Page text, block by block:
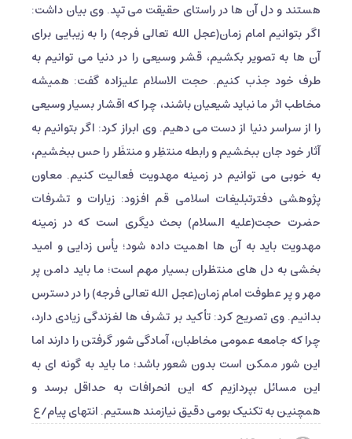
هستند و دل آن ها در راستای حقیقت می تپد. وی بیان داشت:
اگر بتوانیم امام زمان(عجل الله تعالی فرجه) را به زیبایی برای
آن ها به تصویر بکشیم، قشر وسیعی را در دنیا می توانیم به
طرف خود جذب کنیم. حجت الاسلام علیزاده گفت: همیشه
مخاطب اثر ما نباید شیعیان باشند، چرا که اقشار بسیار وسیعی
را از سراسر دنیا از دست می دهیم. وی ابراز کرد: اگر بتوانیم به
آثار خود جان ببخشیم و رابطه منتظِر و منتظَر را حس ببخشیم،
به خوبی می توانیم در زمینه مهدویت فعالیت کنیم. معاون
پژوهشی دفترتبلیغات اسلامی قم افزود: زیارات و تشرفات
حضرت حجت(علیه السلام) بحث دیگری است که در زمینه
مهدویت باید به آن ها اهمیت داده شود؛ یأس زدایی و امید
بخشی به دل های منتظران بسیار مهم است؛ ما باید دامن پر
مهر و پر عطوفت امام زمان(عجل الله تعالی فرجه) را در دسترس
بدانیم. وی تصریح کرد: تأکید بر تشرف ها لغزندگی زیادی دارد،
چرا که جامعه عمومی مخاطبان، آمادگی شور گرفتن را دارند اما
این شور ممکن است بدون شعور باشد؛ ما باید به گونه ای به
این مسائل بپردازیم که این انحرافات به حداقل برسد و
همچنین به تکنیک بومی دقیق نیازمند هستیم. انتهای پیام/ع